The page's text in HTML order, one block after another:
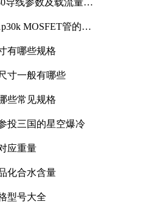
导线参数及载流量解
MOSFET管的合
有哪些规格
寸一般有哪些
些常见规格
投三国的星空爆冷
应重量
化合水含量
型号大全